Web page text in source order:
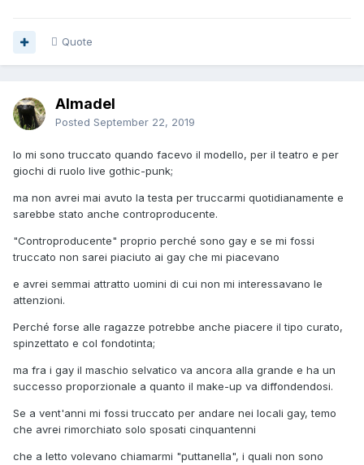
Quote
Almadel
Posted September 22, 2019
Io mi sono truccato quando facevo il modello, per il teatro e per
giochi di ruolo live gothic-punk;
ma non avrei mai avuto la testa per truccarmi quotidianamente e
sarebbe stato anche controproducente.
"Controproducente" proprio perché sono gay e se mi fossi
truccato non sarei piaciuto ai gay che mi piacevano
e avrei semmai attratto uomini di cui non mi interessavano le
attenzioni.
Perché forse alle ragazze potrebbe anche piacere il tipo curato,
spinzettato e col fondotinta;
ma fra i gay il maschio selvatico va ancora alla grande e ha un
successo proporzionale a quanto il make-up va diffondendosi.
Se a vent'anni mi fossi truccato per andare nei locali gay, temo
che avrei rimorchiato solo sposati cinquantenni
che a letto volevano chiamarmi "puttanella", i quali non sono